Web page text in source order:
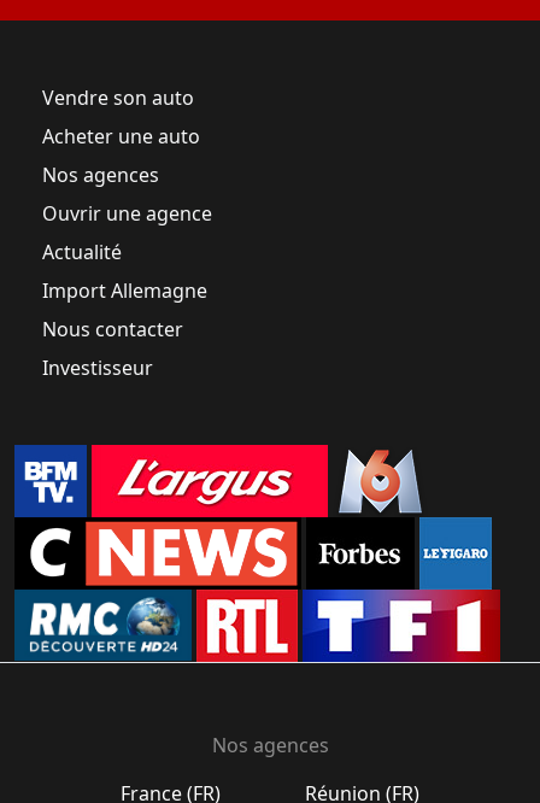
Vendre son auto
Acheter une auto
Nos agences
Ouvrir une agence
Actualité
Import Allemagne
Nous contacter
Investisseur
Nos agences
France (FR)
Réunion (FR)